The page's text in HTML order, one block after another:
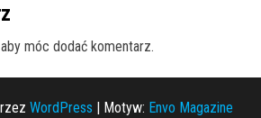
móc dodać komentarz.
WordPress | Motyw: Envo Magazine